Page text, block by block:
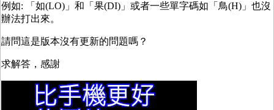
例如: 「如(LO)」和「果(DI)」或者一些單字碼如「鳥(H)」也沒
辦法打出來。
請問這是版本沒有更新的問題嗎？
求解答，感謝